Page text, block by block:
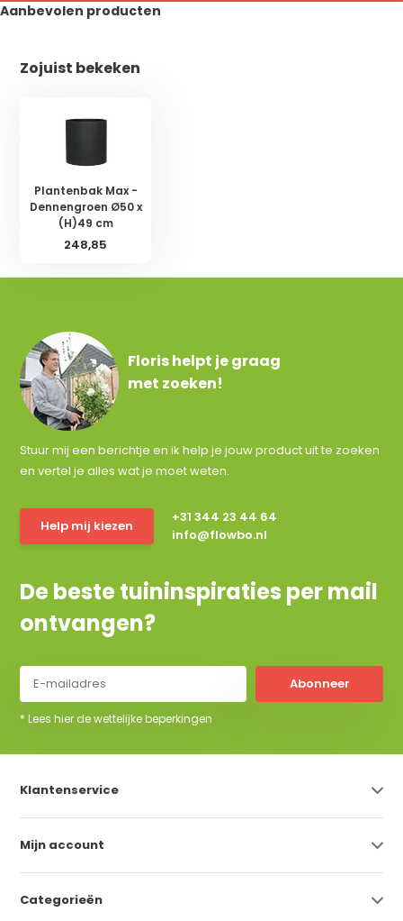
Aanbevolen producten
Zojuist bekeken
Plantenbak Max -
Dennengroen Ø50 x
(H)49 cm
248,85
Floris helpt je graag
met zoeken!
Stuur mij een berichtje en ik help je jouw product uit te zoeken
en vertel je alles wat je moet weten.
Help mij kiezen
+31 344 23 44 64
info@flowbo.nl
De beste tuininspiraties per mail
ontvangen?
Abonneer
* Lees hier de wettelijke beperkingen
Klantenservice
Mijn account
Categorieën